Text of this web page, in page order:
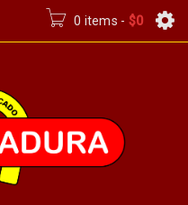
0 items - $0